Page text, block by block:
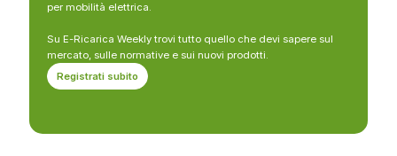
per mobilità elettrica.
Su E-Ricarica Weekly trovi tutto quello che devi sapere sul
mercato, sulle normative e sui nuovi prodotti.
Registrati subito